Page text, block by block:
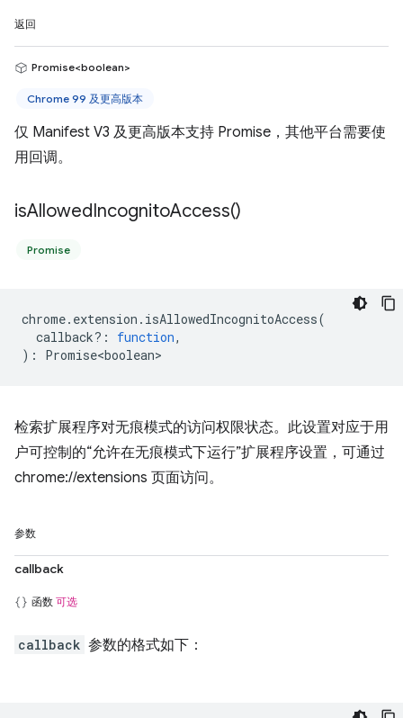
返回
Promise<boolean>
Chrome 99 及更高版本
仅 Manifest V3 及更高版本支持 Promise，其他平台需要使
用回调。
isAllowedIncognitoAccess()
Promise
chrome. extension . isAllowedIncognitoAccess(
callback? : function,
) : Promise<boolean>
检索扩展程序对无痕模式的访问权限状态。此设置对应于用
户可控制的“允许在无痕模式下运行”扩展程序设置，可通过
chrome://extensions 页面访问。
参数
callback
函数 可选
callback 参数的格式如下：